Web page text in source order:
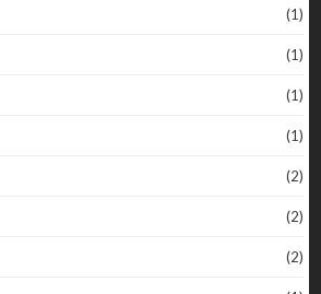
(1)
(1)
(1)
(1)
(2)
(2)
(2)